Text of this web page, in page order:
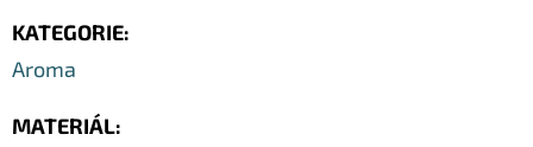
KATEGORIE:
Aroma
MATERIÁL: